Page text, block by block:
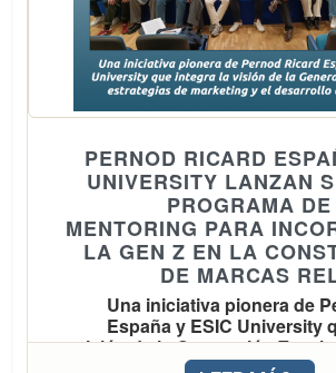
Veritas, la cadena líder de
ecológicos en España, avanza
el canal digital, donde prevé
la compañía, que incluye
directa al cliente final
profesional (B2B) a través de
Service como las
reparto (Glovo, Uber
contempla una facturación
PERNOD RICARD
UNIVERSITY LANZAN
PROGRAMA
MENTORING PARA
LA GEN Z EN LA
DE MARCAS
Una iniciativa pionera de
España y ESIC University
visión de la Generación Z en